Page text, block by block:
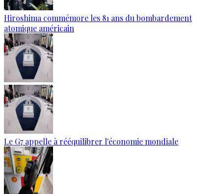
Hiroshima commémore les 81 ans du bombardement
atomique américain
Le G7 appelle à rééquilibrer l'économie mondiale